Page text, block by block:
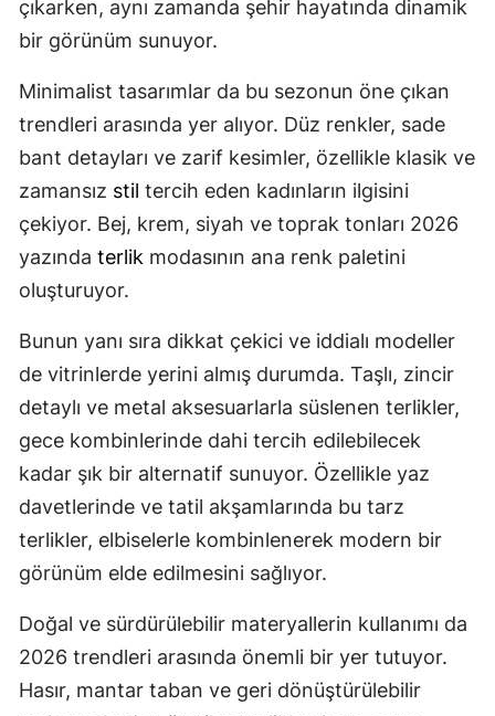
çıkarken, aynı zamanda şehir hayatında dinamik
bir görünüm sunuyor.
Minimalist tasarımlar da bu sezonun öne çıkan
trendleri arasında yer alıyor. Düz renkler, sade
bant detayları ve zarif kesimler, özellikle klasik ve
zamansız stil tercih eden kadınların ilgisini
çekiyor. Bej, krem, siyah ve toprak tonları 2026
yazında terlik modasının ana renk paletini
oluşturuyor.
Bunun yanı sıra dikkat çekici ve iddialı modeller
de vitrinlerde yerini almış durumda. Taşlı, zincir
detaylı ve metal aksesuarlarla süslenen terlikler,
gece kombinlerinde dahi tercih edilebilecek
kadar şık bir alternatif sunuyor. Özellikle yaz
davetlerinde ve tatil akşamlarında bu tarz
terlikler, elbiselerle kombinlenerek modern bir
görünüm elde edilmesini sağlıyor.
Doğal ve sürdürülebilir materyallerin kullanımı da
2026 trendleri arasında önemli bir yer tutuyor.
Hasır, mantar taban ve geri dönüştürülebilir